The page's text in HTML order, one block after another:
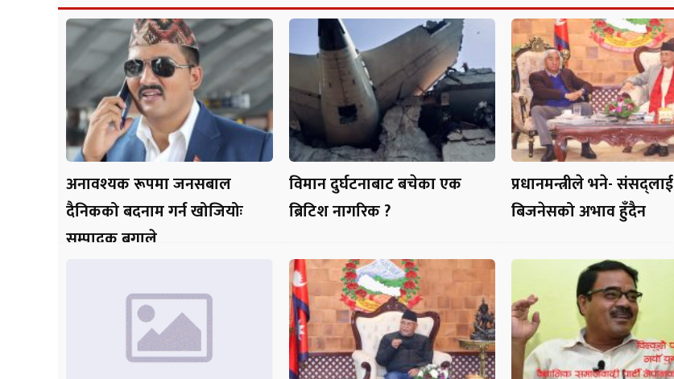
अनावश्यक रूपमा जनसबाल
दैनिकको बदनाम गर्न खोजियोः
सम्पादक बगाले
विमान दुर्घटनाबाट बचेका एक
ब्रिटिश नागरिक ?
प्रधानमन्त्रीले भने- संसद्लाई
बिजनेसको अभाव हुँदैन